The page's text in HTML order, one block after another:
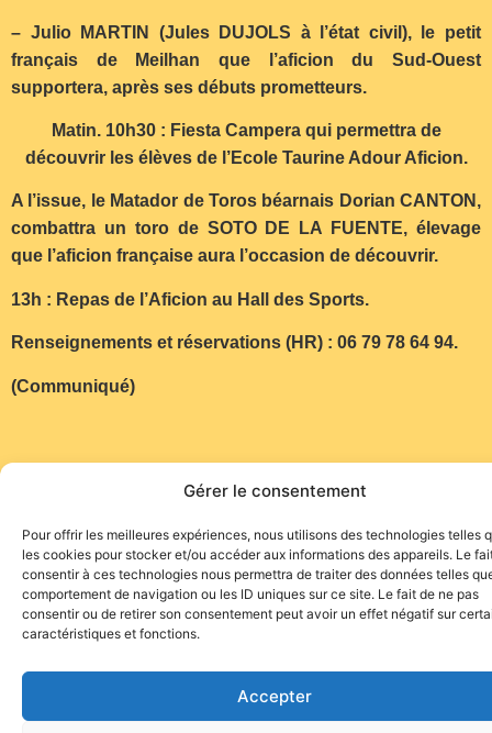
Gérer le consentement
Pour offrir les meilleures expériences, nous utilisons des technologies telles
les cookies pour stocker et/ou accéder aux informations des appareils. Le
consentir à ces technologies nous permettra de traiter des données telles
comportement de navigation ou les ID uniques sur ce site. Le fait de ne pas
consentir ou de retirer son consentement peut avoir un effet négatif sur
caractéristiques et fonctions.
Accepter
– Julio MARTIN (Jules DUJOLS à l’état civil), le petit
français de Meilhan que l’aficion du Sud-Ouest
supportera, après ses débuts prometteurs.
Matin. 10h30 : Fiesta Campera qui permettra de
découvrir les élèves de l’Ecole Taurine Adour Aficion.
A l’issue, le Matador de Toros béarnais Dorian CANTON,
combattra un toro de SOTO DE LA FUENTE, élevage
que l’aficion française aura l’occasion de découvrir.
13h : Repas de l’Aficion au Hall des Sports.
Renseignements et réservations (HR) : 06 79 78 64 94.
(Communiqué)
Site de l'association TOROFIESTA